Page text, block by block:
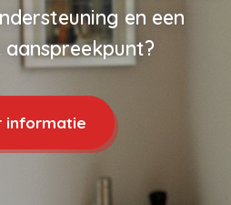
en een
informatie